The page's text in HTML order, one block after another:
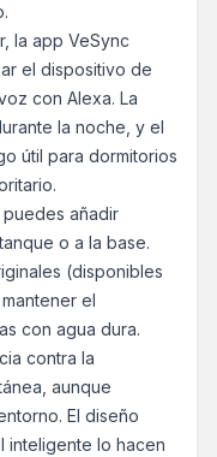
la app VeSync
el dispositivo de
con Alexa. La
la noche, y el
útil para dormitorios
añadir
o a la base.
(disponibles
el
con agua dura.
contra la
aunque
El diseño
inteligente lo hacen